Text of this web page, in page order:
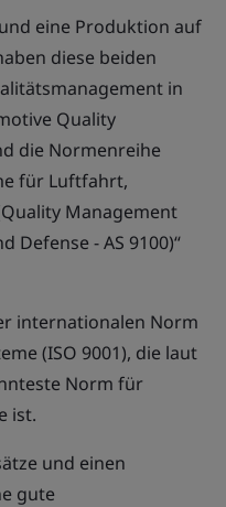
eine Produktion auf
diese beiden
in
Quality
die Normenreihe
für Luftfahrt,
Management
Defense - AS 9100)“
internationalen Norm
(ISO 9001), die laut
Norm für
ist.
und einen
gute